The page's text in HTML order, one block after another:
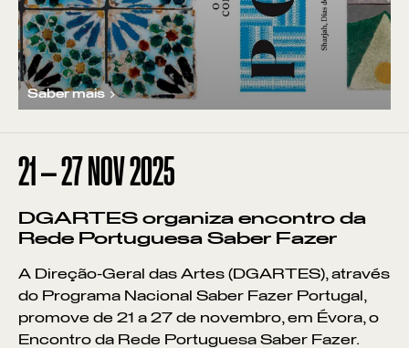
Saber mais
21—27NOV2025
DGARTES organiza encontro da
Rede Portuguesa Saber Fazer
A Direção-Geral das Artes (DGARTES), através
do Programa Nacional Saber Fazer Portugal,
promove de 21 a 27 de novembro, em Évora, o
Encontro da Rede Portuguesa Saber Fazer.